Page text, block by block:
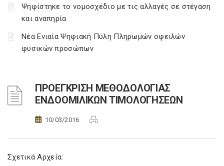
Ψηφίστηκε το νομοσχέδιο με τις αλλαγές σε στέγαση
και αναπηρία
Νέα Ενιαία Ψηφιακή Πύλη Πληρωμών οφειλών
φυσικών προσώπων
ΠΡΟΕΓΚΡΙΣΗ ΜΕΘΟΔΟΛΟΓΙΑΣ
ΕΝΔΟΟΜΙΛΙΚΩΝ ΤΙΜΟΛΟΓΗΣΕΩΝ
10/03/2016
Σχετικά Αρχεία: